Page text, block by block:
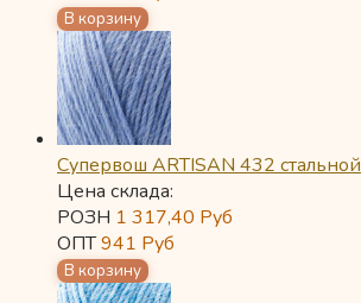
Супервош ARTISAN 432 стальной
Цена склада:
РОЗН 1 317,40 Руб
ОПТ941 Руб